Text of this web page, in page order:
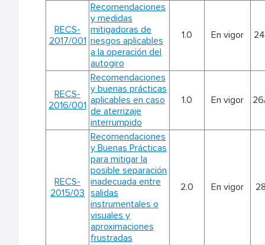
RECS-
2017/001
Recomendaciones
y medidas
mitigadoras de
riesgos aplicables
a la operación del
autogiro
1.0 En vigor
RECS-
2016/001
Recomendaciones
y buenas prácticas
aplicables en caso
de aterrizaje
interrumpido
1.0 En vigor
RECS-
2015/03
Recomendaciones
y Buenas Prácticas
para mitigar la
posible separación
inadecuada entre
salidas
instrumentales o
visuales y
aproximaciones
frustradas
2.0 En vigor